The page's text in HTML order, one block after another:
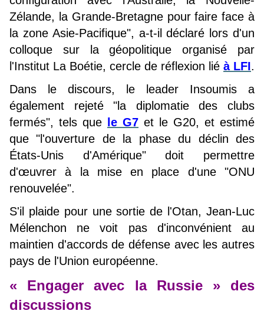
Zélande, la Grande-Bretagne pour faire face à
la zone Asie-Pacifique", a-t-il déclaré lors d'un
colloque sur la géopolitique organisé par
l'Institut La Boétie, cercle de réflexion lié à LFI.
Dans le discours, le leader Insoumis a
également rejeté "la diplomatie des clubs
fermés", tels que
le G7 et le G20, et estimé
que "l'ouverture de la phase du déclin des
États-Unis d'Amérique" doit permettre
d'œuvrer à la mise en place d'une "ONU
renouvelée".
S'il plaide pour une sortie de l'Otan, Jean-Luc
Mélenchon ne voit pas d'inconvénient au
maintien d'accords de défense avec les autres
pays de l'Union européenne.
« Engager avec la Russie » des
discussions